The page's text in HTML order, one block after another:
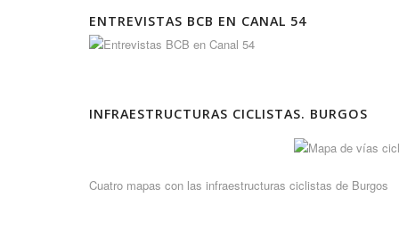
ENTREVISTAS BCB EN CANAL 54
INFRAESTRUCTURAS CICLISTAS. BURGOS
Cuatro mapas con las infraestructuras ciclistas de Burgos